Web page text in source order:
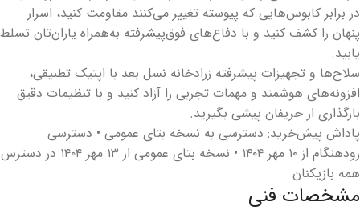
در برابر کابوس‌هایی که پیوسته تغییر می‌کنند مقاومت کنید، اسرار
پنهان را کشف کنید و با دفاع‌های فوق‌پیشرفته به‌همراه یاران‌تان تسلط
یابید.
سلاح‌ها و تجهیزات پیشرفته زرادخانه نسل بعد با اپتیک تطبیقی،
افزونه‌های هوشمند و مهمات تجربی را آزاد کنید و با تنظیمات دقیق
بارگذاری از حریفان پیشی بگیرید.
پاداش پیش‌خرید: دسترسی به نسخه بتای عمومی • دسترسی
زودهنگام از ۱۰ مهر ۱۴۰۴ • نسخه بتای عمومی از ۱۳ مهر ۱۴۰۴ در دسترس
همه بازیکنان
مشخصات فنی